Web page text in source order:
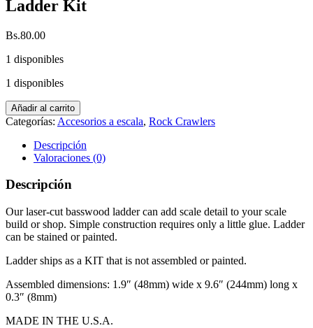
Ladder Kit
Bs.80.00
1 disponibles
1 disponibles
Gear
Head
1/10
Scale
ft.
Ladder
Kit
cantidad
Añadir al carrito
Categorías: Accesorios a escala, Rock Crawlers
Descripción
Valoraciones (0)
Descripción
Our laser-cut basswood ladder can add scale detail to your scale
build or shop. Simple construction requires only a little glue. Ladder
can be stained or painted.
Ladder ships as a KIT that is not assembled or painted.
Assembled dimensions: 1.9″ (48mm) wide x 9.6″ (244mm) long x
0.3″ (8mm)
MADE IN THE U.S.A.